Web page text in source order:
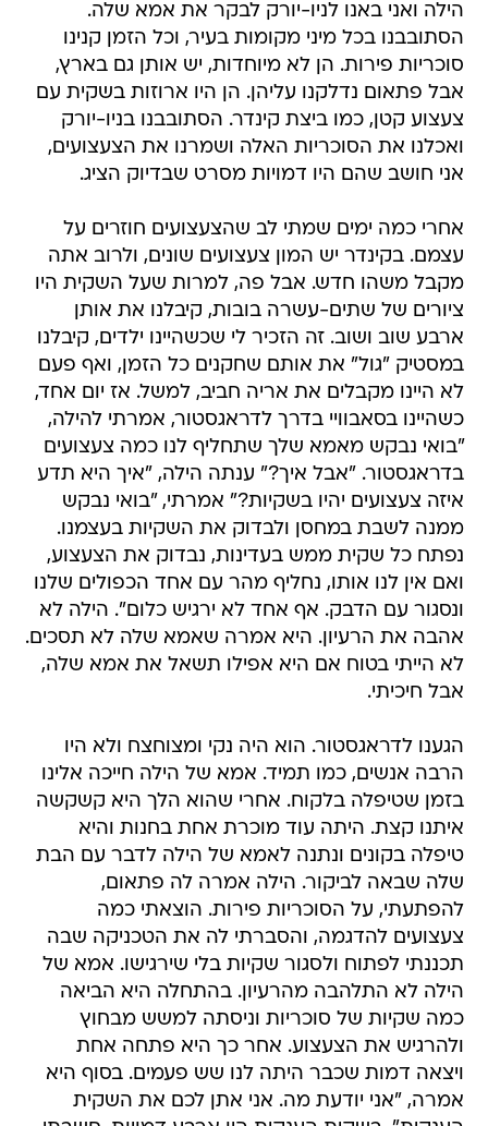
הילה ואני באנו לניו-יורק לבקר את אמא שלה.
הסתובבנו בכל מיני מקומות בעיר, וכל הזמן קנינו
סוכריות פירות. הן לא מיוחדות, יש אותן גם בארץ,
אבל פתאום נדלקנו עליהן. הן היו ארוזות בשקית עם
צעצוע קטן, כמו ביצת קינדר. הסתובבנו בניו-יורק
ואכלנו את הסוכריות האלה ושמרנו את הצעצועים,
אני חושב שהם היו דמויות מסרט שבדיוק הציג.
אחרי כמה ימים שמתי לב שהצעצועים חוזרים על
עצמם. בקינדר יש המון צעצועים שונים, ולרוב אתה
מקבל משהו חדש. אבל פה, למרות שעל השקית היו
ציורים של שתים-עשרה בובות, קיבלנו את אותן
ארבע שוב ושוב. זה הזכיר לי שכשהיינו ילדים, קיבלנו
במסטיק "גול" את אותם שחקנים כל הזמן, ואף פעם
לא היינו מקבלים את אריה חביב, למשל. אז יום אחד,
כשהיינו בסאבוויי בדרך לדראגסטור, אמרתי להילה,
"בואי נבקש מאמא שלך שתחליף לנו כמה צעצועים
בדראגסטור. "אבל איך?" ענתה הילה, "איך היא תדע
איזה צעצועים יהיו בשקיות?" אמרתי, "בואי נבקש
ממנה לשבת במחסן ולבדוק את השקיות בעצמנו.
נפתח כל שקית ממש בעדינות, נבדוק את הצעצוע,
ואם אין לנו אותו, נחליף מהר עם אחד הכפולים שלנו
ונסגור עם הדבק. אף אחד לא ירגיש כלום". הילה לא
אהבה את הרעיון. היא אמרה שאמא שלה לא תסכים.
לא הייתי בטוח אם היא אפילו תשאל את אמא שלה,
אבל חיכיתי.
הגענו לדראגסטור. הוא היה נקי ומצוחצח ולא היו
הרבה אנשים, כמו תמיד. אמא של הילה חייכה אלינו
בזמן שטיפלה בלקוח. אחרי שהוא הלך היא קשקשה
איתנו קצת. היתה עוד מוכרת אחת בחנות והיא
טיפלה בקונים ונתנה לאמא של הילה לדבר עם הבת
שלה שבאה לביקור. הילה אמרה לה פתאום,
להפתעתי, על הסוכריות פירות. הוצאתי כמה
צעצועים להדגמה, והסברתי לה את הטכניקה שבה
תכננתי לפתוח ולסגור שקיות בלי שירגישו. אמא של
הילה לא התלהבה מהרעיון. בהתחלה היא הביאה
כמה שקיות של סוכריות וניסתה למשש מבחוץ
ולהרגיש את הצעצוע. אחר כך היא פתחה אחת
ויצאה דמות שכבר היתה לנו שש פעמים. בסוף היא
אמרה, "אני יודעת מה. אני אתן לכם את השקית